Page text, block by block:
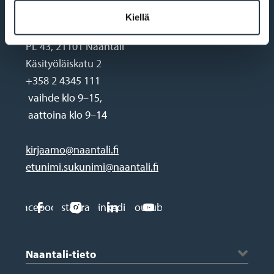
Kiellä
PL 43, 21101 Naantali
Käsityöläiskatu 2
+358 2 4345 111
vaihde klo 9–15,
aattoina klo 9–14
kirjaamo@naantali.fi
etunimi.sukunimi@naantali.fi
Naantali-tieto
Social
FacebookInstagramLinkedin Youtube